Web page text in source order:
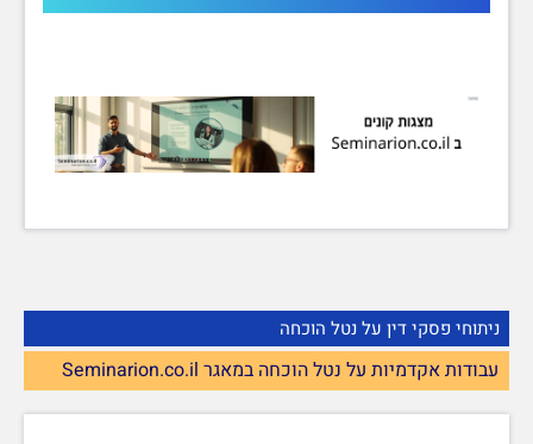
ניתוחי פסקי דין על נטל הוכחה
עבודות אקדמיות על נטל הוכחה במאגר Seminarion.co.il